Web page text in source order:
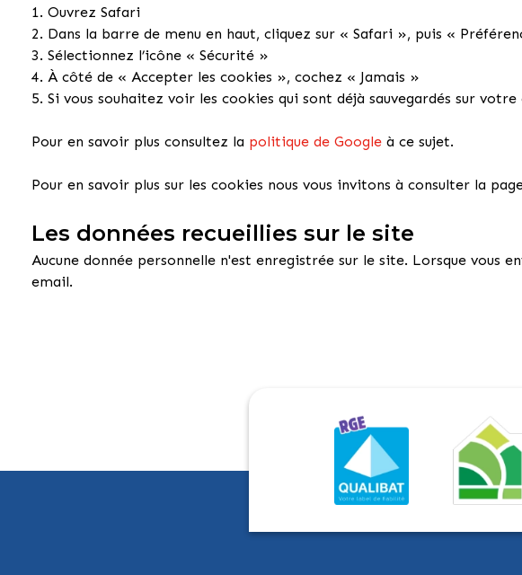
1. Ouvrez Safari
2. Dans la barre de menu en haut, cliquez sur « Safari », puis «
3. Sélectionnez l’icône « Sécurité »
4. À côté de « Accepter les cookies », cochez « Jamais »
5. Si vous souhaitez voir les cookies qui sont déjà sauvegardés sur
Pour en savoir plus consultez la politique de Google à ce sujet.
Pour en savoir plus sur les cookies nous vous invitons à consulter la
Les données recueillies sur le site
Aucune donnée personnelle n'est enregistrée sur le site. Lorsque vous
email.